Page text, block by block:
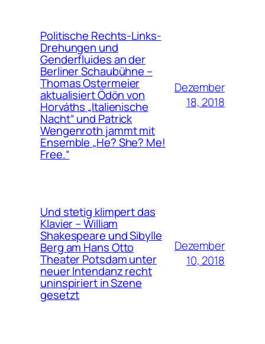
Politische Rechts-Links-
Drehungen und
Genderfluides an der
Berliner Schaubühne –
Thomas Ostermeier
aktualisiert Ödön von
Horváths „Italienische
Nacht“ und Patrick
Wengenroth jammt mit
Ensemble „He? She? Me!
Free.“
Dezember
18, 2018
Und stetig klimpert das
Klavier – William
Shakespeare und Sibylle
Berg am Hans Otto
Theater Potsdam unter
neuer Intendanz recht
uninspiriert in Szene
gesetzt
Dezember
10, 2018